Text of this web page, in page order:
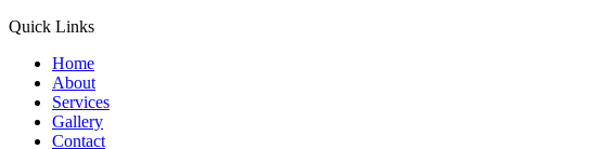
Quick Links
Home
About
Services
Gallery
Contact